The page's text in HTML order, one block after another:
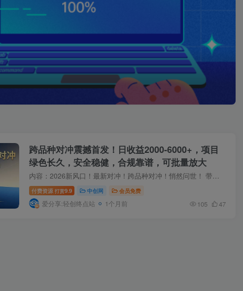
跨品种对冲震撼首发！日收益2000-6000+，项目
绿色长久，安全稳健，合规靠谱，可批量放大
内容：2026新风口！最新对冲！跨品种对冲！悄然问世！ 带你创业，给你落地项目！[hidecontent type=pa…
付费资源 打赏9.9 中创网 会员免费
爱分享:轻创终点站 1个月前 105 47